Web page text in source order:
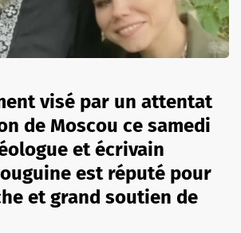
visé par un attentat
de Moscou ce samedi
et écrivain
est réputé pour
et grand soutien de